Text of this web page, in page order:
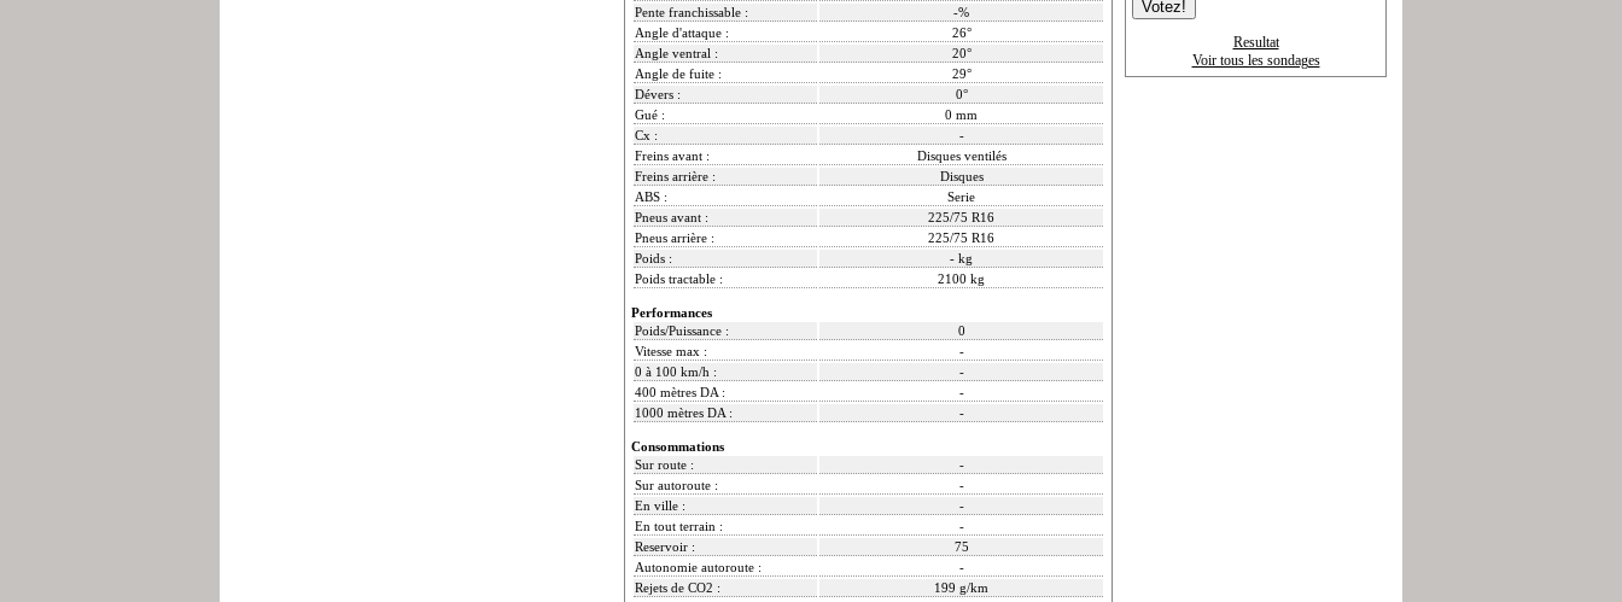
Pente franchissable :
-%
Angle d'attaque :
26°
Angle ventral :
20°
Angle de fuite :
29°
Dévers :
0°
Gué :
0 mm
Cx :
-
Freins avant :
Disques ventilés
Freins arrière :
Disques
ABS :
Serie
Pneus avant :
225/75 R16
Pneus arrière :
225/75 R16
Poids :
- kg
Poids tractable :
2100 kg
Performances
Poids/Puissance :
0
Vitesse max :
-
0 à 100 km/h :
-
400 mètres DA :
-
1000 mètres DA :
-
Consommations
Sur route :
-
Sur autoroute :
-
En ville :
-
En tout terrain :
-
Reservoir :
75
Autonomie autoroute :
-
Rejets de CO2 :
199 g/km
Resultat
Voir tous les sondages